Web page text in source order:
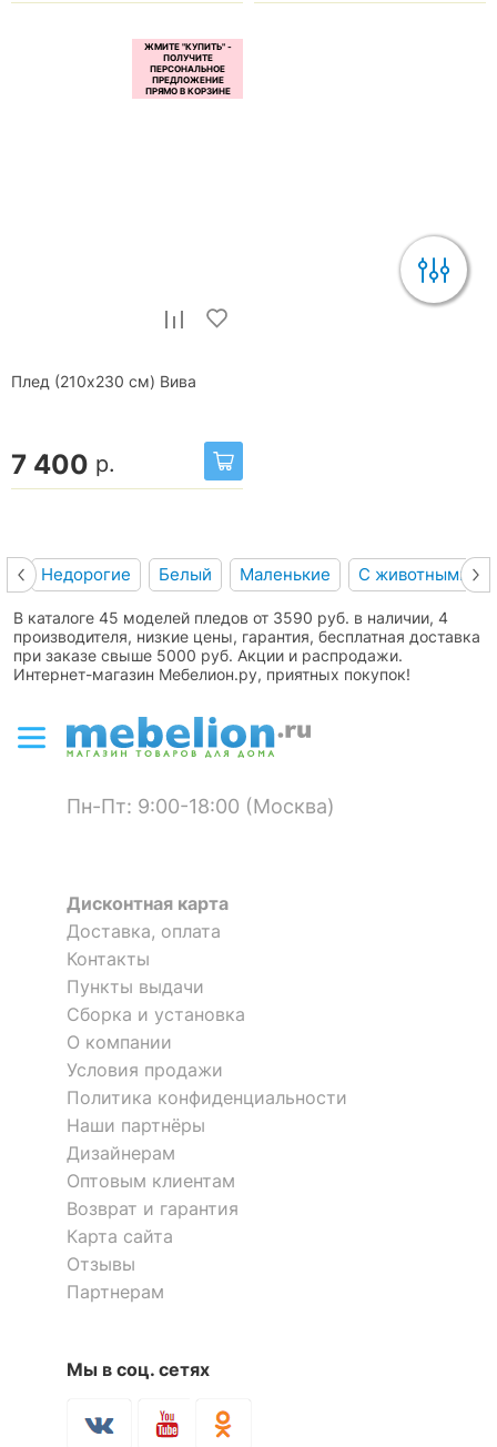
Плед (210x230 см) Вива
7 400 р.
Недорогие Белый Маленькие С животными
В каталоге 45 моделей пледов от 3590 руб. в наличии, 4
производителя, низкие цены, гарантия, бесплатная доставка
при заказе свыше 5000 руб. Акции и распродажи.
Интернет-магазин Мебелион.ру, приятных покупок!
Пн-Пт: 9:00-18:00 (Москва)
Дисконтная карта
Доставка, оплата
Контакты
Пункты выдачи
Сборка и установка
О компании
Условия продажи
Политика конфиденциальности
Наши партнёры
Дизайнерам
Оптовым клиентам
Возврат и гарантия
Карта сайта
Отзывы
Партнерам
Мы в соц. сетях